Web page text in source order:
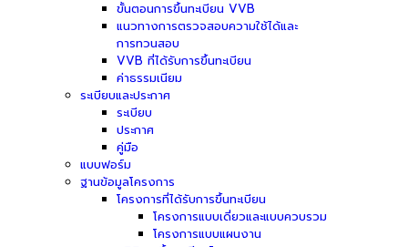
ขั้นตอนการขึ้นทะเบียน VVB
แนวทางการตรวจสอบความใช้ได้และ
การทวนสอบ
VVB ที่ได้รับการขึ้นทะเบียน
ค่าธรรมเนียม
ระเบียบและประกาศ
ระเบียบ
ประกาศ
คู่มือ
แบบฟอร์ม
ฐานข้อมูลโครงการ
โครงการที่ได้รับการขึ้นทะเบียน
โครงการแบบเดี่ยวและแบบควบรวม
โครงการแบบแผนงาน